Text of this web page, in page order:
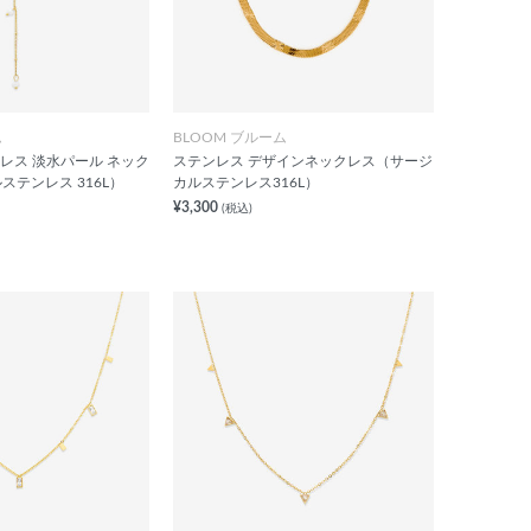
ス 淡水パール ネック
テンレス 316L）
BLOOM ブルーム
ステンレス デザインネックレス（サージ
カルステンレス316L）
¥3,300 (税込)